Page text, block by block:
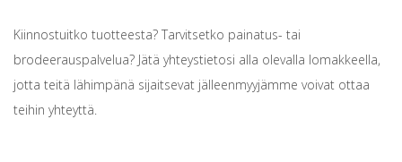
Kiinnostuitko tuotteesta? Tarvitsetko painatus- tai
brodeerauspalvelua? Jätä yhteystietosi alla olevalla lomakkeella,
jotta teitä lähimpänä sijaitsevat jälleenmyyjämme voivat ottaa
teihin yhteyttä.